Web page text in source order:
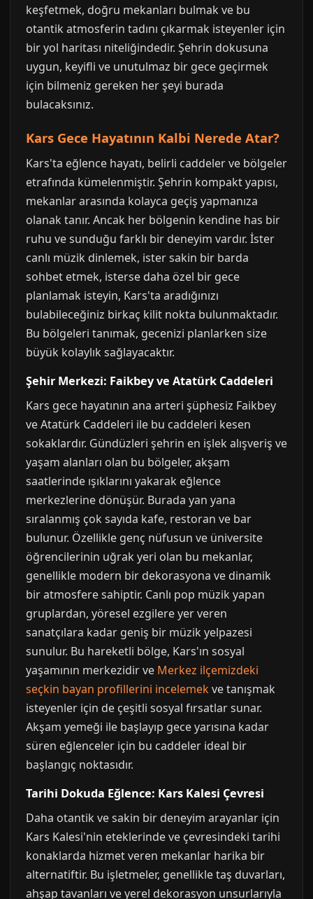
keşfetmek, doğru mekanları bulmak ve bu
otantik atmosferin tadını çıkarmak isteyenler için
bir yol haritası niteliğindedir. Şehrin dokusuna
uygun, keyifli ve unutulmaz bir gece geçirmek
için bilmeniz gereken her şeyi burada
bulacaksınız.
Kars Gece Hayatının Kalbi Nerede Atar?
Kars'ta eğlence hayatı, belirli caddeler ve bölgeler
etrafında kümelenmiştir. Şehrin kompakt yapısı,
mekanlar arasında kolayca geçiş yapmanıza
olanak tanır. Ancak her bölgenin kendine has bir
ruhu ve sunduğu farklı bir deneyim vardır. İster
canlı müzik dinlemek, ister sakin bir barda
sohbet etmek, isterse daha özel bir gece
planlamak isteyin, Kars'ta aradığınızı
bulabileceğiniz birkaç kilit nokta bulunmaktadır.
Bu bölgeleri tanımak, gecenizi planlarken size
büyük kolaylık sağlayacaktır.
Şehir Merkezi: Faikbey ve Atatürk Caddeleri
Kars gece hayatının ana arteri şüphesiz Faikbey
ve Atatürk Caddeleri ile bu caddeleri kesen
sokaklardır. Gündüzleri şehrin en işlek alışveriş ve
yaşam alanları olan bu bölgeler, akşam
saatlerinde ışıklarını yakarak eğlence
merkezlerine dönüşür. Burada yan yana
sıralanmış çok sayıda kafe, restoran ve bar
bulunur. Özellikle genç nüfusun ve üniversite
öğrencilerinin uğrak yeri olan bu mekanlar,
genellikle modern bir dekorasyona ve dinamik
bir atmosfere sahiptir. Canlı pop müzik yapan
gruplardan, yöresel ezgilere yer veren
sanatçılara kadar geniş bir müzik yelpazesi
sunulur. Bu hareketli bölge, Kars'ın sosyal
yaşamının merkezidir ve Merkez ilçemizdeki
seçkin bayan profillerini incelemekve tanışmak
isteyenler için de çeşitli sosyal fırsatlar sunar.
Akşam yemeği ile başlayıp gece yarısına kadar
süren eğlenceler için bu caddeler ideal bir
başlangıç noktasıdır.
Tarihi Dokuda Eğlence: Kars Kalesi Çevresi
Daha otantik ve sakin bir deneyim arayanlar için
Kars Kalesi'nin eteklerinde ve çevresindeki tarihi
konaklarda hizmet veren mekanlar harika bir
alternatiftir. Bu işletmeler, genellikle taş duvarları,
ahşap tavanları ve yerel dekorasyon unsurlarıyla